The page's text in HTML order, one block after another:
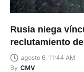
Rusia niega
reclutamiento
agosto 6, 11:44 AM
By CMV